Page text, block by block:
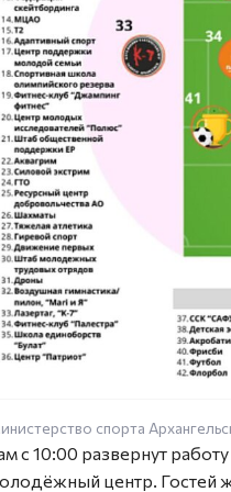
спорта
с 10:00 развернут
центр. Гостей